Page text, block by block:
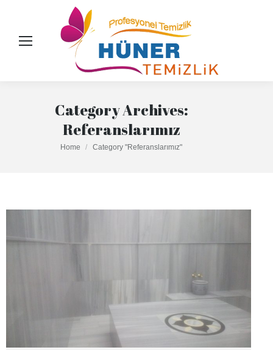
Category Archives:
Referanslarımız
You are here:
Home Category "Referanslarımız"